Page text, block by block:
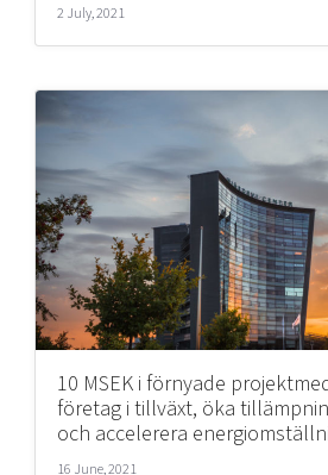
2 July, 2021
10 MSEK i förnyade
företag i tillväxt, öka
och accelerera
16 June, 2021